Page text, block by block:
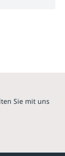
Sie mit uns